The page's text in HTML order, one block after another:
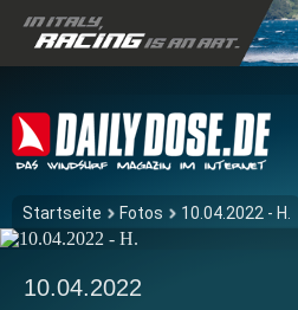
Startseite Fotos 10.04.2022 - H.
10.04.2022